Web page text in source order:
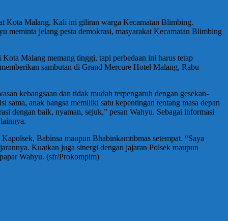
Kota Malang. Kali ini giliran warga Kecamatan Blimbing.
meminta jelang pesta demokrasi, masyarakat Kecamatan Blimbing
Malang memang tinggi, tapi perbedaan ini harus tetap
sambutan di Grand Mercure Hotel Malang, Rabu
kebangsaan dan tidak mudah terpengaruh dengan gesekan-
anak bangsa memiliki satu kepentingan tentang masa depan
dengan baik, nyaman, sejuk,” pesan Wahyu. Sebagai informasi
Babinsa maupun Bhabinkamtibmas setempat. “Saya
Kuatkan juga sinergi dengan jajaran Polsek maupun
Wahyu. (sfr/Prokompim)